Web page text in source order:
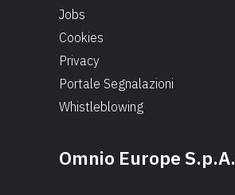
Jobs
Cookies
Privacy
Portale Segnalazioni
Whistleblowing
Omnio Europe S.p.A.